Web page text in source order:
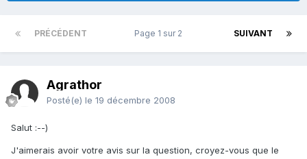
PRÉCÉDENT SUIVANT
Page 1 sur 2
Agrathor
Posté(e) le 19 décembre 2008
Salut :--)
J'aimerais avoir votre avis sur la question, croyez-vous que le